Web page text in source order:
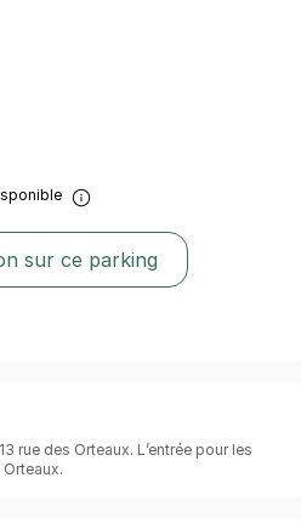
sur ce parking
rue des Orteaux. L’entrée pour les